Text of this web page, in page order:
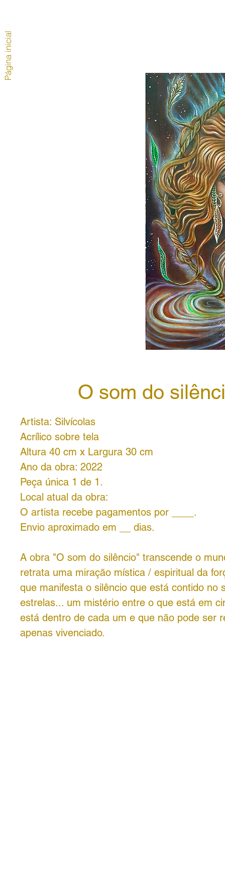
O som do
Artista: Silvícolas
Acrílico sobre tela
Altura 40 cm x Largura 30 cm
Ano da obra: 2022
Peça única 1 de 1.
Local atual da obra:
O artista recebe pagamentos por ____.
Envio aproximado em __ dias.
A obra "O som do silêncio" transcende o
retrata uma miração mística / espiritual da
que manifesta o silêncio que está contido no
estrelas... um mistério entre o que está em
está dentro de cada um e que não pode ser
apenas vivenciado.
Página inicial